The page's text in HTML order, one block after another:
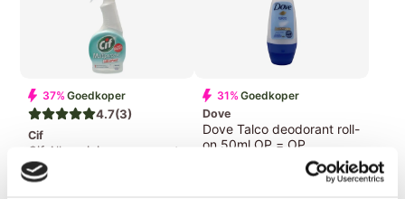
37% Goedkoper
4.7(3)
Cif
Cif Allesreinigerspray met
bleek 450ml
Verkoopprijs
31% Goedkoper
Dove
Dove Talco deodorant roll-
on 50ml OP = OP
Normale